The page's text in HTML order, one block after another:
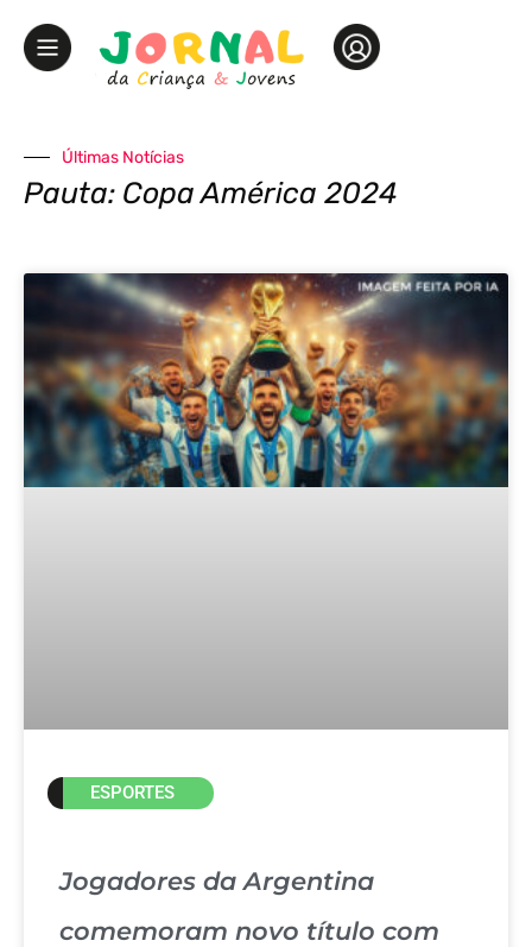
Últimas Notícias
Pauta: Copa América 2024
ESPORTES
Jogadores da Argentina
comemoram novo título com